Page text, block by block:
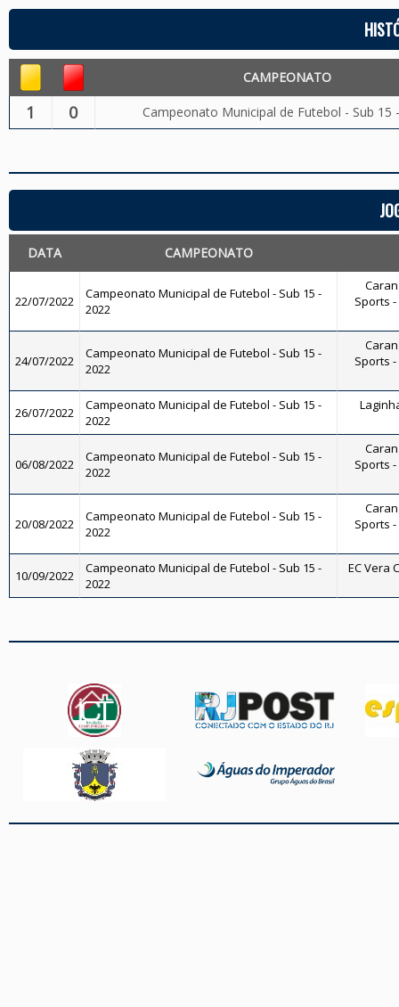
CAMPEONATO
1 0 Campeonato Municipal de Futebol - Sub 15
DATA CAMPEONATO
22/07/2022
Campeonato Municipal de Futebol - Sub 15 -
2022
Sports
24/07/2022
Campeonato Municipal de Futebol - Sub 15 -
2022
Sports
26/07/2022
Campeonato Municipal de Futebol - Sub 15 -
2022
06/08/2022
Campeonato Municipal de Futebol - Sub 15 -
2022
Sports
20/08/2022
Campeonato Municipal de Futebol - Sub 15 -
2022
Sports
10/09/2022
Campeonato Municipal de Futebol - Sub 15 -
2022
EC Vera